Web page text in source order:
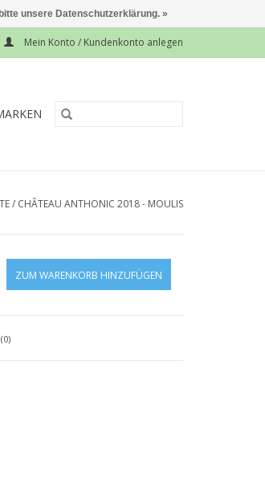
Mein Konto / Kundenkonto anlegen
/ CHÂTEAU ANTHONIC 2018 - MOULIS
ZUM WARENKORB HINZUFÜGEN
(0)
unsere Datenschutzerklärung. »